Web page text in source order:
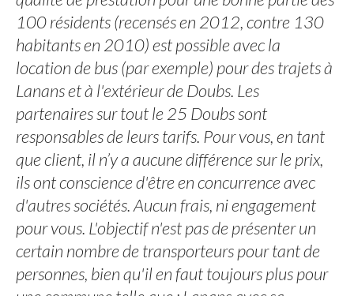
100 résidents (recensés en 2012, contre 130
habitants en 2010) est possible avec la
location de bus (par exemple) pour des trajets à
Lanans et à l'extérieur de Doubs. Les
partenaires sur tout le 25 Doubs sont
responsables de leurs tarifs. Pour vous, en tant
que client, il n’y a aucune différence sur le prix,
ils ont conscience d'être en concurrence avec
d'autres sociétés. Aucun frais, ni engagement
pour vous. L'objectif n'est pas de présenter un
certain nombre de transporteurs pour tant de
personnes, bien qu'il en faut toujours plus pour